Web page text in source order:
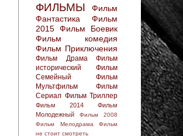
ФИЛЬМЫ
Фильм
Фантастика
Фильм
2015 Фильм Боевик
Фильм комедия
Фильм Приключения
Фильм Драма
Фильм
исторический
Фильм
Семейный
Фильм
Мультфильм
Фильм
Сериал Фильм Триллер
Фильм 2014
Фильм
Молодежный
Фильм 2008
Фильм Мелодрама
Фильм
не стоит смотреть